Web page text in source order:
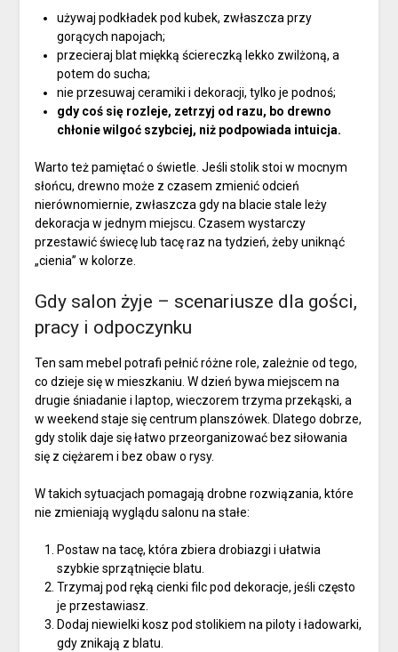
używaj podkładek pod kubek, zwłaszcza przy
gorących napojach;
przecieraj blat miękką ściereczką lekko zwilżoną, a
potem do sucha;
nie przesuwaj ceramiki i dekoracji, tylko je podnoś;
gdy coś się rozleje, zetrzyj od razu, bo drewno
chłonie wilgoć szybciej, niż podpowiada intuicja.
Warto też pamiętać o świetle. Jeśli stolik stoi w mocnym
słońcu, drewno może z czasem zmienić odcień
nierównomiernie, zwłaszcza gdy na blacie stale leży
dekoracja w jednym miejscu. Czasem wystarczy
przestawić świecę lub tacę raz na tydzień, żeby uniknąć
„cienia” w kolorze.
Gdy salon żyje – scenariusze dla gości,
pracy i odpoczynku
Ten sam mebel potrafi pełnić różne role, zależnie od tego,
co dzieje się w mieszkaniu. W dzień bywa miejscem na
drugie śniadanie i laptop, wieczorem trzyma przekąski, a
w weekend staje się centrum planszówek. Dlatego dobrze,
gdy stolik daje się łatwo przeorganizować bez siłowania
się z ciężarem i bez obaw o rysy.
W takich sytuacjach pomagają drobne rozwiązania, które
nie zmieniają wyglądu salonu na stałe:
Postaw na tacę, która zbiera drobiazgi i ułatwia
szybkie sprzątnięcie blatu.
Trzymaj pod ręką cienki filc pod dekoracje, jeśli często
je przestawiasz.
Dodaj niewielki kosz pod stolikiem na piloty i ładowarki,
gdy znikają z blatu.